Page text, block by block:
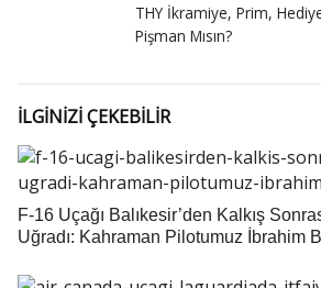
THY İkramiye, Prim,
Pişman Mısın?
İLGİNİZİ ÇEKEBİLİR
F-16 Uçağı Balıkesir’den Kalkış
Uğradı: Kahraman Pilotumuz İbrahim